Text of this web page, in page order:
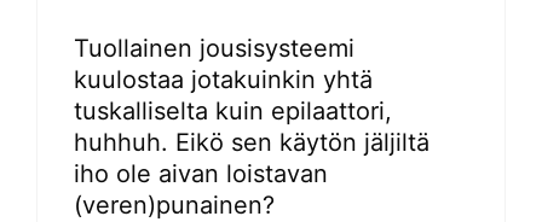
Tuollainen jousisysteemi
kuulostaa jotakuinkin yhtä
tuskalliselta kuin epilaattori,
huhhuh. Eikö sen käytön jäljiltä
iho ole aivan loistavan
(veren)punainen?